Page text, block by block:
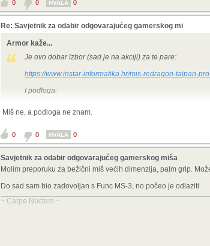
0 0 HVALA 0
Re: Savjetnik za odabir odgovarajućeg gamerskog mi
Armor kaže...
Je ovo dobar izbor (sad je na akciji) za te pare:
https://www.instar-informatika.hr/mis-redragon-taipan-
I podloga:
https://www.instar-informatika.hr/podloga-za-mis-
Miš ne, a podloga ne znam.
0 0 HVALA 0
Savjetnik za odabir odgovarajućeg gamerskog miša
Molim preporuku za bežični miš većih dimenzija, palm grip.
Do sad sam bio zadovoljan s Func MS-3, no počeo je odlaziti.
~ Carpe Noctem ~